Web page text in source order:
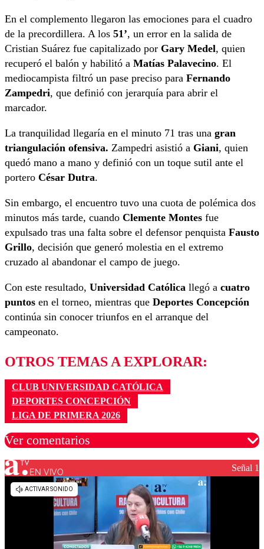
En el complemento llegaron las emociones para el cuadro
de la precordillera. A los 51’, un error en la salida de
Cristian Suárez fue capitalizado por Gary Medel, quien
recuperó el balón y habilitó a Matías Palavecino. El
mediocampista filtró un pase preciso para Fernando
Zampedri, que definió con jerarquía para abrir el
marcador.
La tranquilidad llegaría en el minuto 71 tras una gran
triangulación ofensiva. Zampedri asistió a Giani, quien
quedó mano a mano y definió con un toque sutil ante el
portero César Dutra.
Sin embargo, el encuentro tuvo una cuota de polémica dos
minutos más tarde, cuando Clemente Montes fue
expulsado tras una falta sobre el defensor penquista Fausto
Grillo, decisión que generó molestia en el extremo
cruzado al abandonar el campo de juego.
Con este resultado, Universidad Católica llegó a cuatro
puntos en el torneo, mientras que Deportes Concepción
continúa sin conocer triunfos en el arranque del
campeonato.
OTROS TEMAS A EXPLORAR:
CLUB UNIVERSIDAD CATÓLICA
DEPORTES CONCEPCIÓN
LIGA DE PRIMERA 2026
Ver comentarios
Los comentarios son moderados para garantizar un
diálogo respetuoso.
EN VIVO Señal 1